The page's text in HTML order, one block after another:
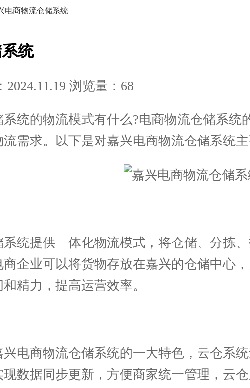
电商物流仓储系统
统
2024.11.19 浏览量：68
的物流模式有什么?电商物流仓储系统
需求。以下是对嘉兴电商物流仓储系统
提供一体化物流模式，将仓储、分拣、
企业可以将货物存放在嘉兴的仓储中心
精力，提高运营效率。
商物流仓储系统的一大特色，云仓系统
数据同步更新，方便商家统一管理，云